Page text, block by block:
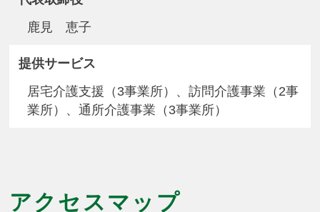
鹿見 恵子
提供サービス
居宅介護支援（3事業所）、訪問介護事業（2事
業所）、通所介護事業（3事業所）
アクセスマップ